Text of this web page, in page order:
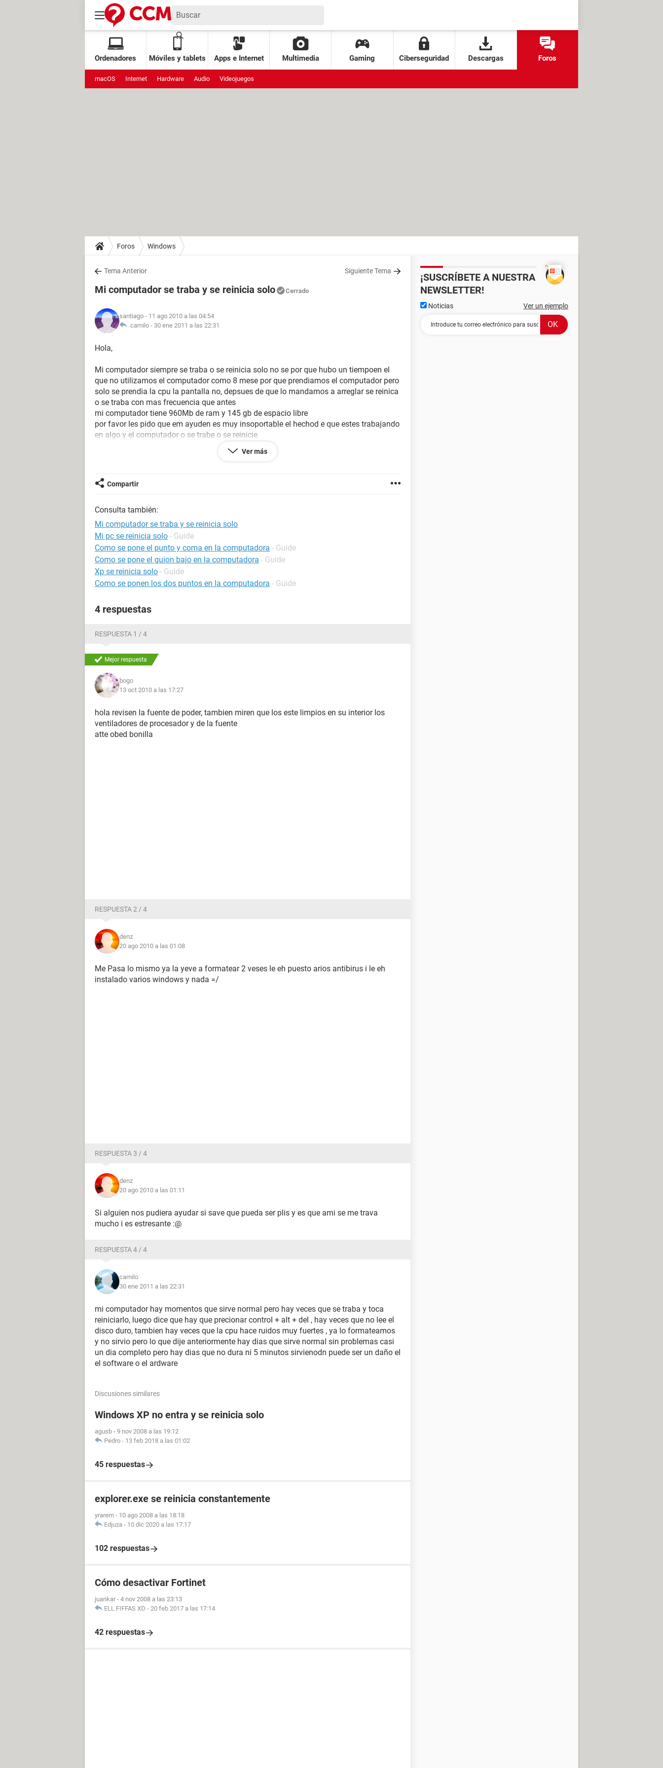
Ordenadores Móviles y tablets Apps e Internet Multimedia Gaming Ciberseguridad Descargas Foros
macOS Internet Hardware Audio Videojuegos
Foros Windows
Tema Anterior Siguiente Tema
Mi computador se traba y se reinicia solo Cerrado
santiago - 11 ago 2010 a las 04:54
camilo - 30 ene 2011 a las 22:31
Hola,
Mi computador siempre se traba o se reinicia solo no se por que hubo un tiempoen el
que no utilizamos el computador como 8 mese por que prendiamos el computador pero
solo se prendia la cpu la pantalla no, depsues de que lo mandamos a arreglar se reinica
o se traba con mas frecuencia que antes
mi computador tiene 960Mb de ram y 145 gb de espacio libre
por favor les pido que em ayuden es muy insoportable el hechod e que estes trabajando
en algo y el computador o se trabe o se reinicie
Ver más
Compartir
Consulta también:
Mi computador se traba y se reinicia solo
Mi pc se reinicia solo - Guide
Como se pone el punto y coma en la computadora - Guide
Como se pone el guion bajo en la computadora - Guide
Xp se reinicia solo - Guide
Como se ponen los dos puntos en la computadora - Guide
4 respuestas
RESPUESTA 1 / 4
Mejor respuesta
bogo
13 oct 2010 a las 17:27
hola revisen la fuente de poder, tambien miren que los este limpios en su interior los
ventiladores de procesador y de la fuente
atte obed bonilla
RESPUESTA 2 / 4
denz
20 ago 2010 a las 01:08
Me Pasa lo mismo ya la yeve a formatear 2 veses le eh puesto arios antibirus i le eh
instalado varios windows y nada =/
RESPUESTA 3 / 4
denz
20 ago 2010 a las 01:11
Si alguien nos pudiera ayudar si save que pueda ser plis y es que ami se me trava
mucho i es estresante :@
RESPUESTA 4 / 4
camilo
30 ene 2011 a las 22:31
mi computador hay momentos que sirve normal pero hay veces que se traba y toca
reiniciarlo, luego dice que hay que precionar control + alt + del , hay veces que no lee el
disco duro, tambien hay veces que la cpu hace ruidos muy fuertes , ya lo formateamos
y no sirvio pero lo que dije anteriormente hay dias que sirve normal sin problemas casi
un dia completo pero hay dias que no dura ni 5 minutos sirvienodn puede ser un daño el
el software o el ardware
Discusiones similares
Windows XP no entra y se reinicia solo
agusb - 9 nov 2008 a las 19:12
Pedro - 13 feb 2018 a las 01:02
45 respuestas
explorer.exe se reinicia constantemente
yrarem - 10 ago 2008 a las 18:18
Edjuza - 10 dic 2020 a las 17:17
102 respuestas
Cómo desactivar Fortinet
juankar - 4 nov 2008 a las 23:13
ELL FIFFAS XD - 20 feb 2017 a las 17:14
42 respuestas
¡SUSCRÍBETE A NUESTRA
NEWSLETTER!
Noticias Ver un ejemplo